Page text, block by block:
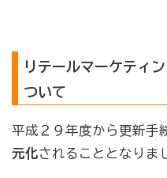
リテールマーケティ
ついて
平成２９年度から更新手
元化されることとなりま
経営者の退職金制度（小
取引先の破たんによる連
止共済）
海外PL保険(国内補償は